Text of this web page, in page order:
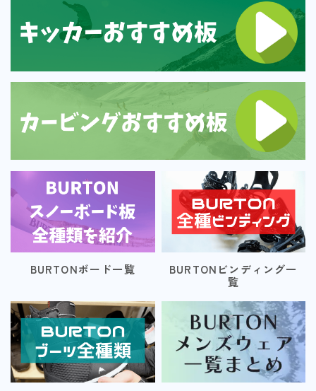
BURTONボード一覧
BURTONビンディング一
覧